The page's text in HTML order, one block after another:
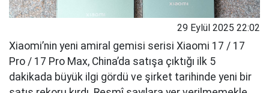
29 Eylül 2025 22:02
Xiaomi’nin yeni amiral gemisi serisi Xiaomi 17 / 17
Pro / 17 Pro Max, China’da satışa çıktığı ilk 5
dakikada büyük ilgi gördü ve şirket tarihinde yeni bir